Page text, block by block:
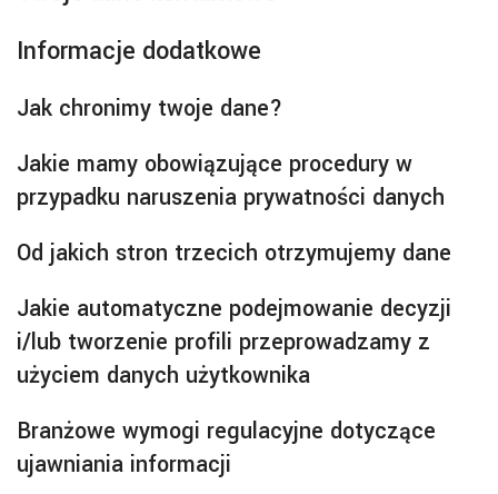
Informacje dodatkowe
Jak chronimy twoje dane?
Jakie mamy obowiązujące procedury w
przypadku naruszenia prywatności danych
Od jakich stron trzecich otrzymujemy dane
Jakie automatyczne podejmowanie decyzji
i/lub tworzenie profili przeprowadzamy z
użyciem danych użytkownika
Branżowe wymogi regulacyjne dotyczące
ujawniania informacji